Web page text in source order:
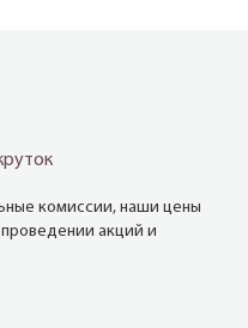
комиссии, наши цены
проведении акций и